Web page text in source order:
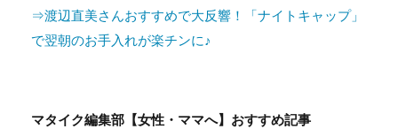
⇒渡辺直美さんおすすめで大反響！「ナイトキャップ」
で翌朝のお手入れが楽チンに♪
マタイク編集部【女性・ママへ】おすすめ記事